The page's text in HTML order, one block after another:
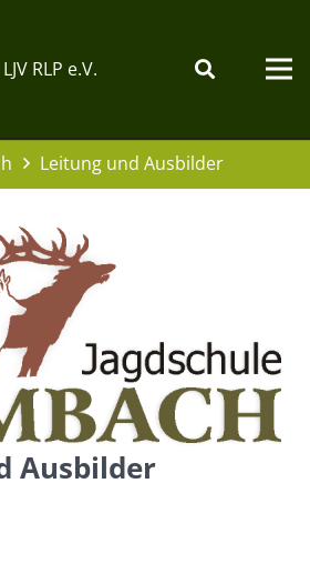
LJV RLP e.V.
Leitung und Ausbilder
Ausbilder